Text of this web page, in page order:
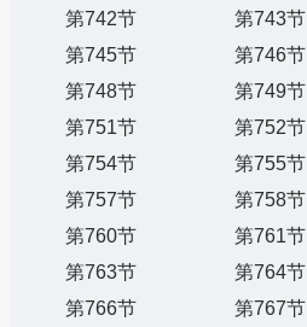
第742节
第743节
第745节
第746节
第748节
第749节
第751节
第752节
第754节
第755节
第757节
第758节
第760节
第761节
第763节
第764节
第766节
第767节